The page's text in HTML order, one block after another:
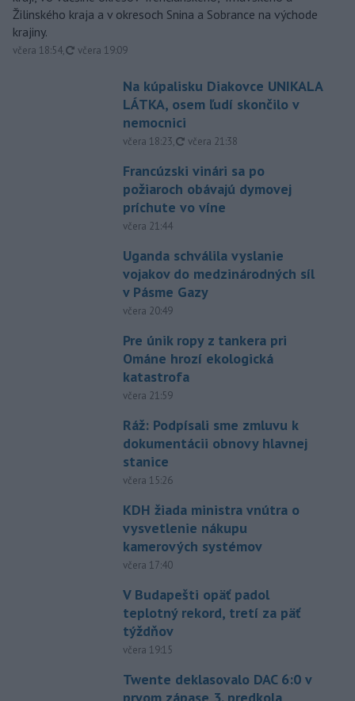
Žilinského kraja a v okresoch Snina a Sobrance na východe
krajiny.
včera 18:54, aktualizované
včera 19:09
Na kúpalisku Diakovce UNIKALA
LÁTKA, osem ľudí skončilo v
nemocnici
včera 18:23, aktualizované
včera 21:38
Francúzski vinári sa po
požiaroch obávajú dymovej
príchute vo víne
včera 21:44
Uganda schválila vyslanie
vojakov do medzinárodných síl
v Pásme Gazy
včera 20:49
Pre únik ropy z tankera pri
Ománe hrozí ekologická
katastrofa
včera 21:59
Ráž: Podpísali sme zmluvu k
dokumentácii obnovy hlavnej
stanice
včera 15:26
KDH žiada ministra vnútra o
vysvetlenie nákupu
kamerových systémov
včera 17:40
V Budapešti opäť padol
teplotný rekord, tretí za päť
týždňov
včera 19:15
Twente deklasovalo DAC 6:0 v